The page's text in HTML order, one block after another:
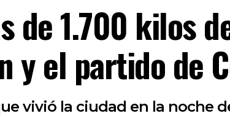
de 1.700 kilos
y el partido de
vivió la ciudad en la noche